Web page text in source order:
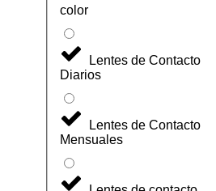
color
Lentes de Contacto
Diarios
Lentes de Contacto
Mensuales